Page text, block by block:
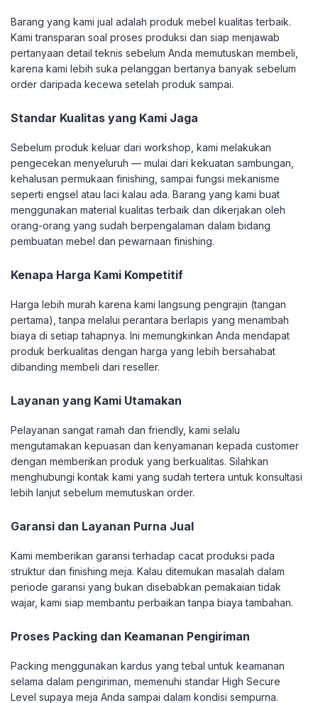
Barang yang kami jual adalah produk mebel kualitas terbaik.
Kami transparan soal proses produksi dan siap menjawab
pertanyaan detail teknis sebelum Anda memutuskan membeli,
karena kami lebih suka pelanggan bertanya banyak sebelum
order daripada kecewa setelah produk sampai.
Standar Kualitas yang Kami Jaga
Sebelum produk keluar dari workshop, kami melakukan
pengecekan menyeluruh — mulai dari kekuatan sambungan,
kehalusan permukaan finishing, sampai fungsi mekanisme
seperti engsel atau laci kalau ada. Barang yang kami buat
menggunakan material kualitas terbaik dan dikerjakan oleh
orang-orang yang sudah berpengalaman dalam bidang
pembuatan mebel dan pewarnaan finishing.
Kenapa Harga Kami Kompetitif
Harga lebih murah karena kami langsung pengrajin (tangan
pertama), tanpa melalui perantara berlapis yang menambah
biaya di setiap tahapnya. Ini memungkinkan Anda mendapat
produk berkualitas dengan harga yang lebih bersahabat
dibanding membeli dari reseller.
Layanan yang Kami Utamakan
Pelayanan sangat ramah dan friendly, kami selalu
mengutamakan kepuasan dan kenyamanan kepada customer
dengan memberikan produk yang berkualitas. Silahkan
menghubungi kontak kami yang sudah tertera untuk konsultasi
lebih lanjut sebelum memutuskan order.
Garansi dan Layanan Purna Jual
Kami memberikan garansi terhadap cacat produksi pada
struktur dan finishing meja. Kalau ditemukan masalah dalam
periode garansi yang bukan disebabkan pemakaian tidak
wajar, kami siap membantu perbaikan tanpa biaya tambahan.
Proses Packing dan Keamanan Pengiriman
Packing menggunakan kardus yang tebal untuk keamanan
selama dalam pengiriman, memenuhi standar High Secure
Level supaya meja Anda sampai dalam kondisi sempurna.